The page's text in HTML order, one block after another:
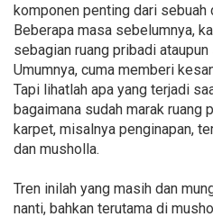
komponen penting dari sebuah
Beberapa masa sebelumnya,
sebagian ruang pribadi
Umumnya, cuma memberi
Tapi lihatlah apa yang terjadi
bagaimana sudah marak ruang
karpet, misalnya penginapan,
dan musholla.
Tren inilah yang masih dan
nanti, bahkan terutama di